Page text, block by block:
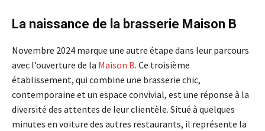
La naissance de la brasserie Maison B
Novembre 2024 marque une autre étape dans leur parcours
avec l’ouverture de la Maison B. Ce troisième
établissement, qui combine une brasserie chic,
contemporaine et un espace convivial, est une réponse à la
diversité des attentes de leur clientèle. Situé à quelques
minutes en voiture des autres restaurants, il représente la